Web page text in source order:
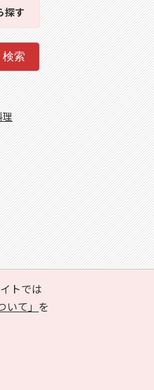
トでは
て」 を
探す
検索
理